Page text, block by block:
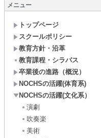
メニュー
トップページ
スクールポリシー
教育方針・沿革
教育課程・シラバス
卒業後の進路（概況）
NOCHSの活躍(体育系)
NOCHSの活躍(文化系）
演劇
吹奏楽
美術